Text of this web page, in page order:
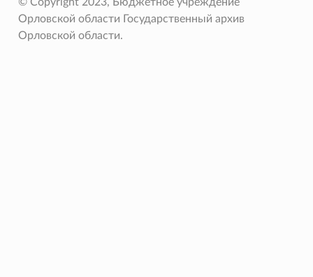
Орловской области Государственный архив
Орловской области.